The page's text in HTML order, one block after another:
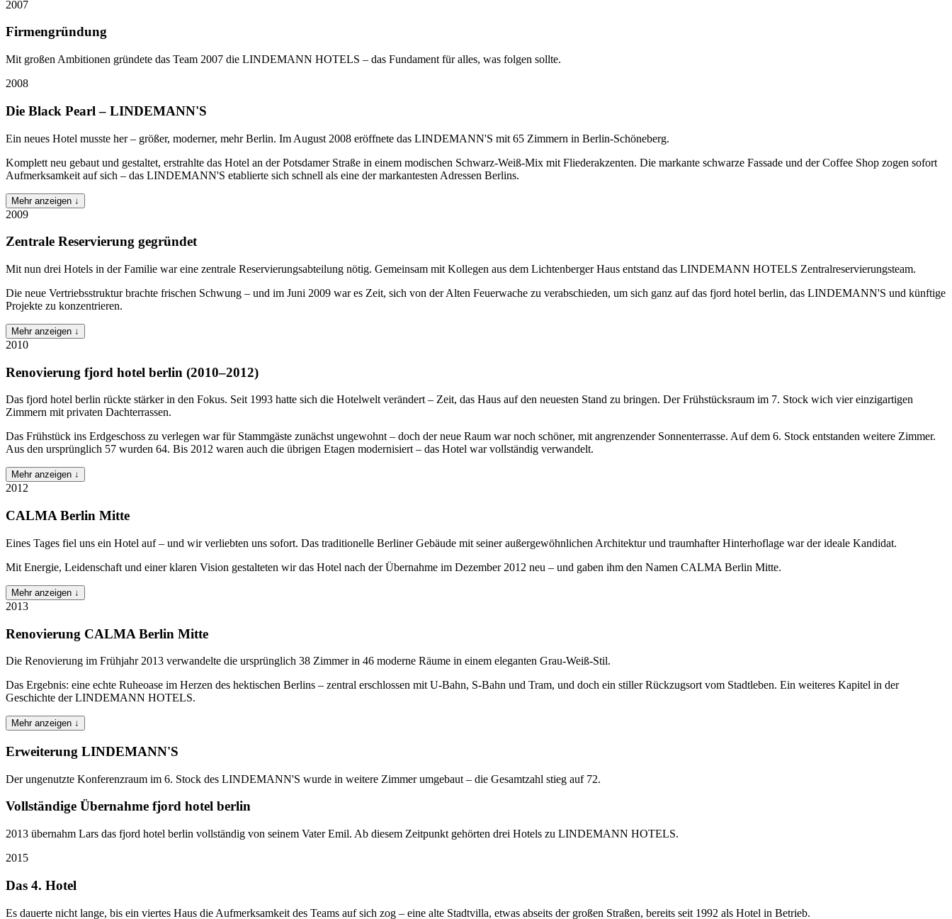
2007
Firmengründung
Mit großen Ambitionen gründete das Team 2007 die LINDEMANN HOTELS – das Fundament für alles, was folgen sollte.
2008
Die Black Pearl – LINDEMANN'S
Ein neues Hotel musste her – größer, moderner, mehr Berlin. Im August 2008 eröffnete das LINDEMANN'S mit 65 Zimmern in Berlin-Schöneberg.
Komplett neu gebaut und gestaltet, erstrahlte das Hotel an der Potsdamer Straße in einem modischen Schwarz-Weiß-Mix mit Fliederakzenten. Die markante schwarze Fassade und der Coffee Shop zogen sofort
Aufmerksamkeit auf sich – das LINDEMANN'S etablierte sich schnell als eine der markantesten Adressen Berlins.
Mehr anzeigen ↓
2009
Zentrale Reservierung gegründet
Mit nun drei Hotels in der Familie war eine zentrale Reservierungsabteilung nötig. Gemeinsam mit Kollegen aus dem Lichtenberger Haus entstand das LINDEMANN HOTELS Zentralreservierungsteam.
Die neue Vertriebsstruktur brachte frischen Schwung – und im Juni 2009 war es Zeit, sich von der Alten Feuerwache zu verabschieden, um sich ganz auf das fjord hotel berlin, das LINDEMANN'S und künftige
Projekte zu konzentrieren.
Mehr anzeigen ↓
2010
Renovierung fjord hotel berlin (2010–2012)
Das fjord hotel berlin rückte stärker in den Fokus. Seit 1993 hatte sich die Hotelwelt verändert – Zeit, das Haus auf den neuesten Stand zu bringen. Der Frühstücksraum im 7. Stock wich vier einzigartigen
Zimmern mit privaten Dachterrassen.
Das Frühstück ins Erdgeschoss zu verlegen war für Stammgäste zunächst ungewohnt – doch der neue Raum war noch schöner, mit angrenzender Sonnenterrasse. Auf dem 6. Stock entstanden weitere Zimmer.
Aus den ursprünglich 57 wurden 64. Bis 2012 waren auch die übrigen Etagen modernisiert – das Hotel war vollständig verwandelt.
Mehr anzeigen ↓
2012
CALMA Berlin Mitte
Eines Tages fiel uns ein Hotel auf – und wir verliebten uns sofort. Das traditionelle Berliner Gebäude mit seiner außergewöhnlichen Architektur und traumhafter Hinterhoflage war der ideale Kandidat.
Mit Energie, Leidenschaft und einer klaren Vision gestalteten wir das Hotel nach der Übernahme im Dezember 2012 neu – und gaben ihm den Namen CALMA Berlin Mitte.
Mehr anzeigen ↓
2013
Renovierung CALMA Berlin Mitte
Die Renovierung im Frühjahr 2013 verwandelte die ursprünglich 38 Zimmer in 46 moderne Räume in einem eleganten Grau-Weiß-Stil.
Das Ergebnis: eine echte Ruheoase im Herzen des hektischen Berlins – zentral erschlossen mit U-Bahn, S-Bahn und Tram, und doch ein stiller Rückzugsort vom Stadtleben. Ein weiteres Kapitel in der
Geschichte der LINDEMANN HOTELS.
Mehr anzeigen ↓
Erweiterung LINDEMANN'S
Der ungenutzte Konferenzraum im 6. Stock des LINDEMANN'S wurde in weitere Zimmer umgebaut – die Gesamtzahl stieg auf 72.
Vollständige Übernahme fjord hotel berlin
2013 übernahm Lars das fjord hotel berlin vollständig von seinem Vater Emil. Ab diesem Zeitpunkt gehörten drei Hotels zu LINDEMANN HOTELS.
2015
Das 4. Hotel
Es dauerte nicht lange, bis ein viertes Haus die Aufmerksamkeit des Teams auf sich zog – eine alte Stadtvilla, etwas abseits der großen Straßen, bereits seit 1992 als Hotel in Betrieb.